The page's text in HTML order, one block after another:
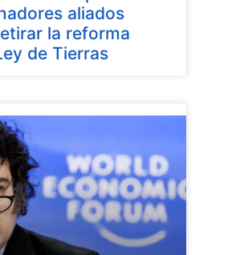
aliados
la reforma
de Tierras